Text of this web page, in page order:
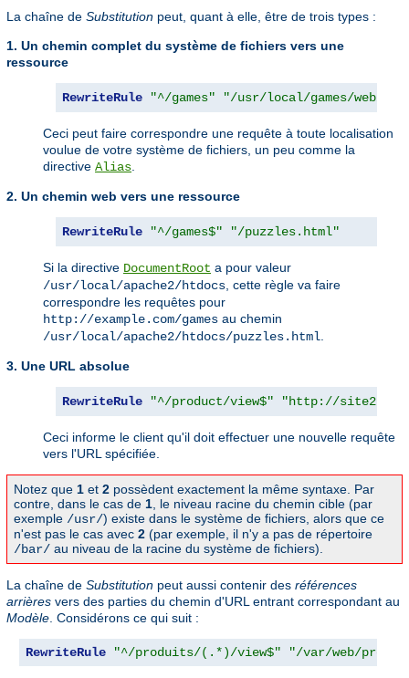
La chaîne de Substitution peut, quant à elle, être de trois types :
1. Un chemin complet du système de fichiers vers une
ressource
RewriteRule "^/games" "/usr/local/games/web/
Ceci peut faire correspondre une requête à toute localisation
voulue de votre système de fichiers, un peu comme la
directive Alias
2. Un chemin web vers une ressource
RewriteRule "^/games$" "/puzzles.html"
Si la directive DocumentRoot a pour valeur
/usr/local/apache2/htdocs , cette règle va faire
correspondre les requêtes pour
http://example.com/games au chemin
/usr/local/apache2/htdocs/puzzles.html
3. Une URL absolue
RewriteRule "^/product/view$" "http://
Ceci informe le client qu'il doit effectuer une nouvelle requête
vers l'URL spécifiée.
Notez que 1 et 2 possèdent exactement la même syntaxe. Par
contre, dans le cas de 1 , le niveau racine du chemin cible (par
exemple /usr/) existe dans le système de fichiers, alors que ce
n'est pas le cas avec 2 (par exemple, il n'y a pas de répertoire
/bar/ au niveau de la racine du système de fichiers).
La chaîne de Substitution peut aussi contenir des références
arrières vers des parties du chemin d'URL entrant correspondant au
Modèle . Considérons ce qui suit :
RewriteRule "^/produits/(.*)/view$" "/var/web/